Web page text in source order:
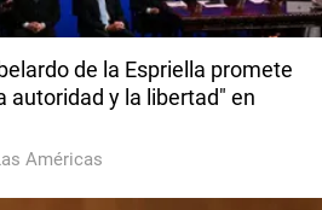
de la Espriella promete
autoridad y la libertad" en
Américas